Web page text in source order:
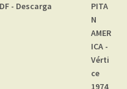
- Descarga